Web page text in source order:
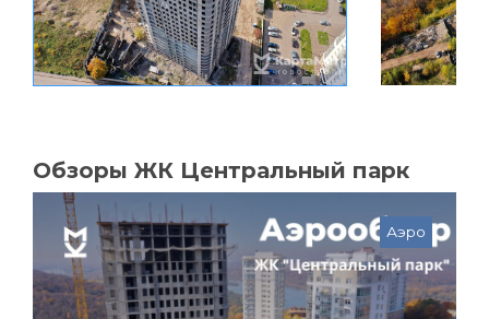
Обзоры ЖК Центральный парк
Аэро